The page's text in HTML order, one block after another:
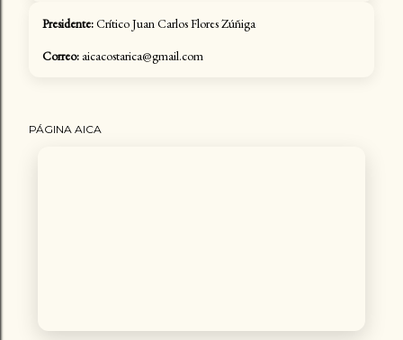
Presidente:Crítico Juan Carlos Flores Zúñiga
Correo: aicacostarica@gmail.com
PÁGINA AICA